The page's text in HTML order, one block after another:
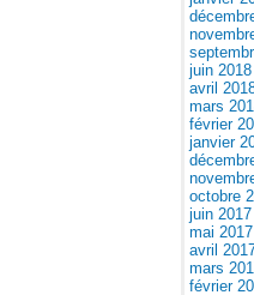
juin 2018
avril
mars
février
janvier
octobre
juin 2017
mai 2017
avril
mars
février